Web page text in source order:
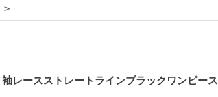
レースストレートラインブラックワンピース